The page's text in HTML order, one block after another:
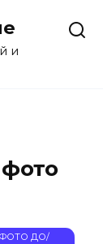
и
ДО/